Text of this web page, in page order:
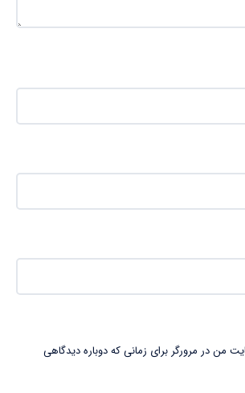
من در مرورگر برای زمانی که دوباره دیدگاهی